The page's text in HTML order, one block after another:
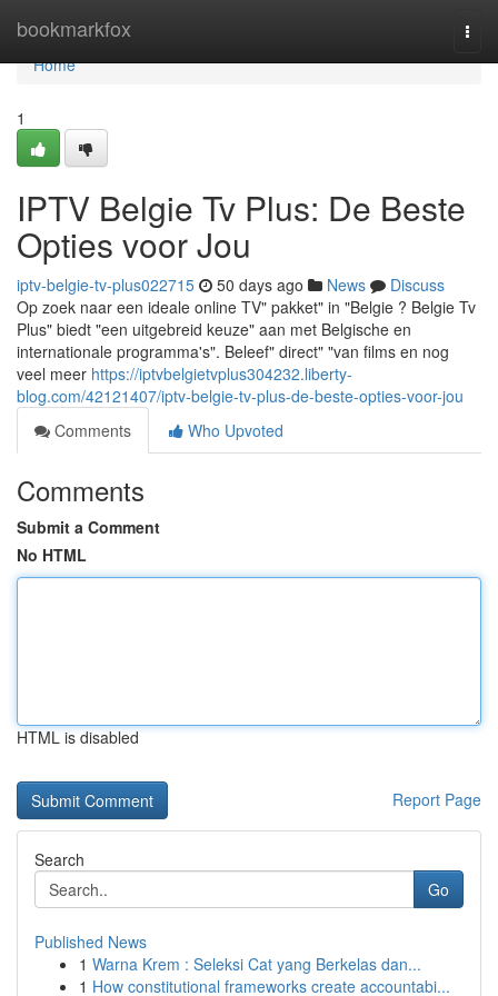
bookmarkfox
Home
Home
1
IPTV Belgie Tv Plus: De Beste
Opties voor Jou
iptv-belgie-tv-plus022715 50 days ago News
Discuss
Op zoek naar een ideale online TV" pakket" in "Belgie ? Belgie Tv
Plus" biedt "een uitgebreid keuze" aan met Belgische en
internationale programma's". Beleef" direct" "van films en nog
veel meer https://iptvbelgietvplus304232.liberty-
blog.com/42121407/iptv-belgie-tv-plus-de-beste-opties-voor-jou
Comments
Who Upvoted
Comments
Submit a Comment
No HTML
HTML is disabled
Report Page
Search
Go
Published News
1 Warna Krem : Seleksi Cat yang Berkelas dan...
1 How constitutional frameworks create accountabi...